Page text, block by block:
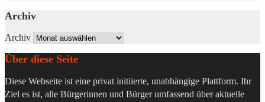
Archiv
Archiv
Über diese Seite
Diese Webseite ist eine privat initiierte, unabhängige Plattform. Ihr
Ziel es ist, alle Bürgerinnen und Bürger umfassend über aktuelle